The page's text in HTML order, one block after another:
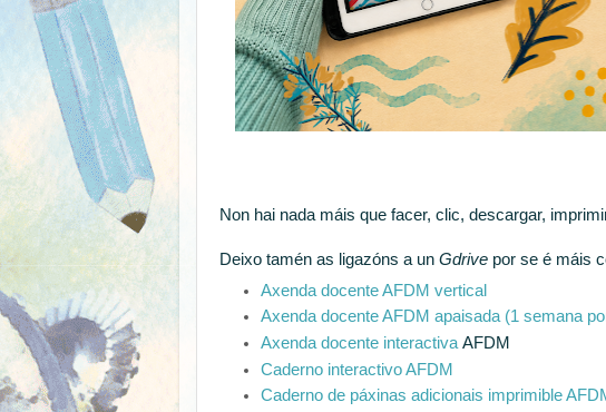
Non hai nada máis que facer, clic, descargar,
Deixo tamén as ligazóns a un Gdrivepor se é máis
Axenda docente AFDM vertical
Axenda docente AFDM apaisada (1 semana
Axenda docente interactivaAFDM
Caderno interactivo AFDM
Caderno de páxinas adicionais imprimible